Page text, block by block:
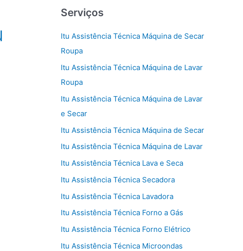
Serviços
Itu Assistência Técnica Máquina de Secar
Roupa
Itu Assistência Técnica Máquina de Lavar
Roupa
Itu Assistência Técnica Máquina de Lavar
e Secar
Itu Assistência Técnica Máquina de Secar
Itu Assistência Técnica Máquina de Lavar
Itu Assistência Técnica Lava e Seca
Itu Assistência Técnica Secadora
Itu Assistência Técnica Lavadora
Itu Assistência Técnica Forno a Gás
Itu Assistência Técnica Forno Elétrico
Itu Assistência Técnica Microondas